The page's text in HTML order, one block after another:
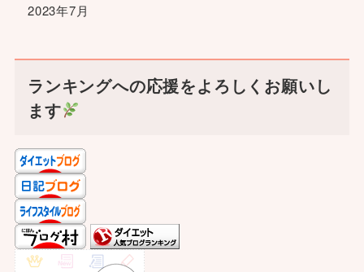
2023年7月
ランキングへの応援をよろしくお願いし
ます